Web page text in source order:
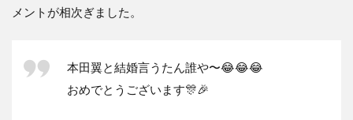
メントが相次ぎました。
本田翼と結婚言うたん誰や〜😂😂😂
おめでとうございます🎊🎉